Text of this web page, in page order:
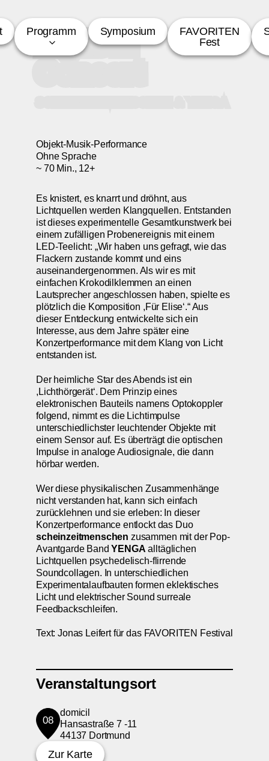
Programm Symposium
FAVORITEN
Fest
Light in
Objekt-Musik-Performance
Ohne Sprache
~ 70 Min., 12+
Es knistert, es knarrt und dröhnt, aus
Lichtquellen werden Klangquellen. Entstanden
ist dieses experimentelle Gesamtkunstwerk bei
einem zufälligen Probenereignis mit einem
LED-Teelicht: „Wir haben uns gefragt, wie das
Flackern zustande kommt und eins
auseinandergenommen. Als wir es mit
einfachen Krokodilklemmen an einen
Lautsprecher angeschlossen haben, spielte es
plötzlich die Komposition ,Für Elise‘.“ Aus
dieser Entdeckung entwickelte sich ein
Interesse, aus dem Jahre später eine
Konzertperformance mit dem Klang von Licht
entstanden ist.
Der heimliche Star des Abends ist ein
,Lichthörgerät‘. Dem Prinzip eines
elektronischen Bauteils namens Optokoppler
folgend, nimmt es die Lichtimpulse
unterschiedlichster leuchtender Objekte mit
einem Sensor auf. Es überträgt die optischen
Impulse in analoge Audiosignale, die dann
hörbar werden.
Wer diese physikalischen Zusammenhänge
nicht verstanden hat, kann sich einfach
zurücklehnen und sie erleben: In dieser
Konzertperformance entlockt das Duo
scheinzeitmenschen zusammen mit der Pop-
Avantgarde BandYENGA alltäglichen
Lichtquellen psychedelisch-flirrende
Soundcollagen. In unterschiedlichen
Experimentalaufbauten formen eklektisches
Licht und elektrischer Sound surreale
Feedbackschleifen.
Text: Jonas Leifert für das FAVORITEN Festival
Veranstaltungsort
08
domicil
Hansastraße 7 -11
44137 Dortmund
Zur Karte